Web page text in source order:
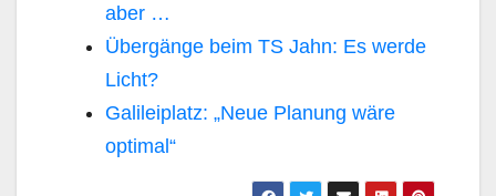
aber …
Übergänge beim TS Jahn: Es werde
Licht?
Galileiplatz: „Neue Planung wäre
optimal“